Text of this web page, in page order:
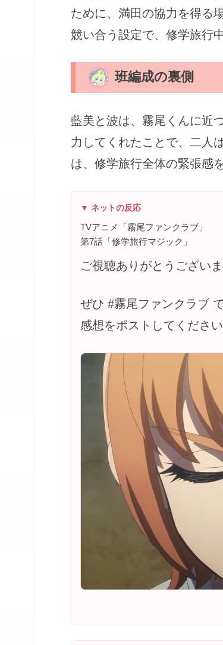
ために、満田の協力を得る
競い合う設定で、修学旅行
班編成の裏側
藍美と波は、霧尾くんに近
力してくれたことで、二人
は、修学旅行全体の緊張感
▼ ネットの反応
TVアニメ「霧尾ファンクラブ」
第7話「修学旅行マジック」
ご視聴ありがとうございま
ぜひ #霧尾ファンクラブ
感想をポストしてください